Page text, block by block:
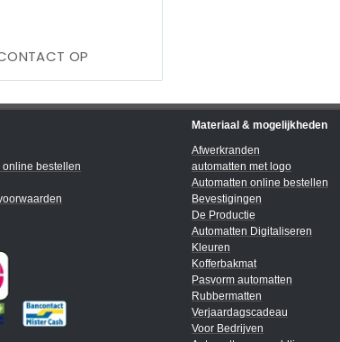
OP
online bestellen
Materiaal & mogelijkheden
Afwerkranden
automatten met logo
Automatten online bestellen
Bevestigingen
De Productie
Automatten Digitaliseren
Kleuren
Kofferbakmat
Pasvorm automatten
Rubbermatten
Verjaardagscadeau
Voor Bedrijven